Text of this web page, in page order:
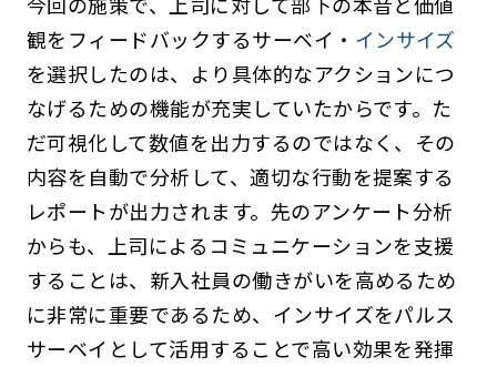
観をフィードバックするサーベイ・ インサイズ
を選択したのは、より具体的なアクションにつ
なげるための機能が充実していたからです。た
だ可視化して数値を出力するのではなく、その
内容を自動で分析して、適切な行動を提案する
レポートが出力されます。先のアンケート分析
からも、上司によるコミュニケーションを支援
することは、新入社員の働きがいを高めるため
に非常に重要であるため、インサイズをパルス
サーベイとして活用することで高い効果を発揮